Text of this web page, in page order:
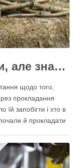
Дерева не врятувати, але знайти й покарати винних треба – головні питання і висновки з конфлікту на Теремках
щодо того,
прокладання
запобігти і хто в
й прокладати
у Києві почалася